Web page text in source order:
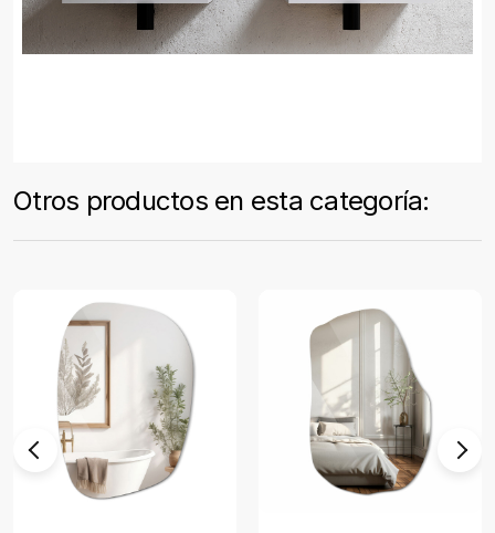
Otros productos en esta categoría: